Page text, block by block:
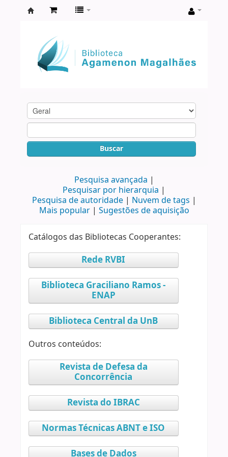
Agamenon
Magalhães
Buscar
Pesquisa avançada
Pesquisar por hierarquia
Pesquisa de autoridade
Nuvem de tags
Mais popular
Sugestões de aquisição
Catálogos das Bibliotecas Cooperantes:
Rede RVBI
Biblioteca Graciliano Ramos -
ENAP
Biblioteca Central da UnB
Outros conteúdos:
Revista de Defesa da
Concorrência
Revista do IBRAC
Normas Técnicas ABNT e ISO
Bases de Dados